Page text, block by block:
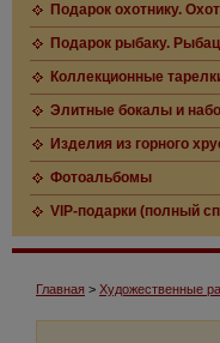
Подарок охотнику.
Подарок рыбаку.
Коллекционные
Элитные бокалы и
Изделия из горного
Фотоальбомы
VIP-подарки (полный
Главная > Художественные